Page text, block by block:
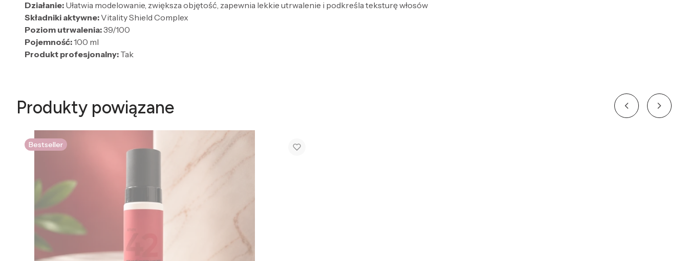
Działanie: Ułatwia modelowanie, zwiększa objętość, zapewnia lekkie utrwalenie i podkreśla teksturę włosów
Składniki aktywne:Vitality Shield Complex
Poziom utrwalenia:39/100
Pojemność:100 ml
Produkt profesjonalny: Tak
Produkty powiązane
Bestseller